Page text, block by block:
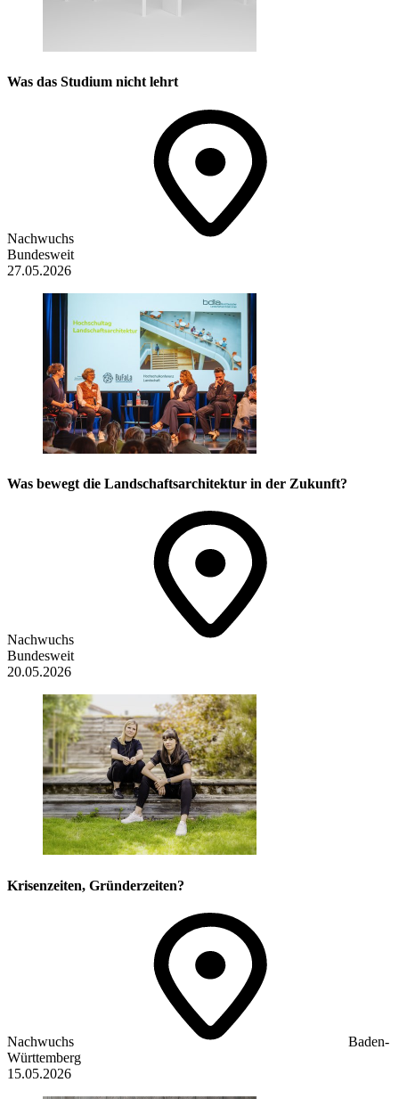
Was das Studium nicht lehrt
Nachwuchs
Bundesweit
27.05.2026
Was bewegt die Landschaftsarchitektur in der Zukunft?
Nachwuchs
Bundesweit
20.05.2026
Krisenzeiten, Gründerzeiten?
Nachwuchs
Baden-
Württemberg
15.05.2026